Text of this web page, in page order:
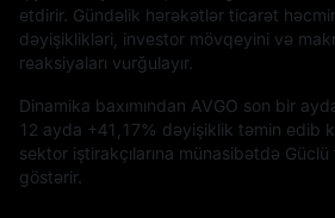
etdirir. Gündəlik hərəkətlər ticarət
dəyişiklikləri, investor mövqeyini və
reaksiyaları vurğulayır.
Dinamika baxımından AVGO son bir
12 ayda +41,17% dəyişiklik təmin edib
sektor iştirakçılarına münasibətdə
göstərir.